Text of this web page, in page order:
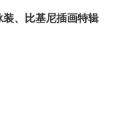
、比基尼插画特辑